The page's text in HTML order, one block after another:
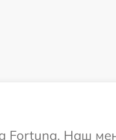
Fortuna. Наш